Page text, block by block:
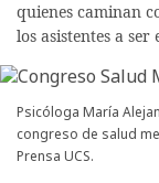
quienes caminan
los asistentes a ser
Psicóloga María
congreso de salud
Prensa UCS.